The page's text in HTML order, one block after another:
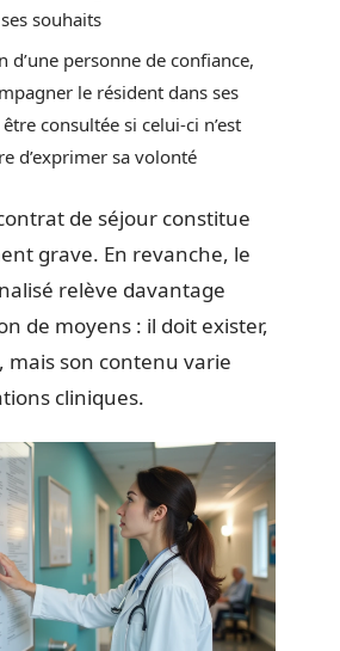
souhaits
d’une personne de confiance,
le résident dans ses
consultée si celui-ci n’est
d’exprimer sa volonté
de séjour constitue
grave. En revanche, le
relève davantage
de moyens : il doit exister,
mais son contenu varie
cliniques.